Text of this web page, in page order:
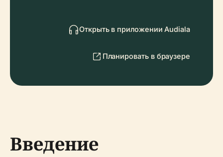
Открыть в приложении Audiala
Планировать в браузере
Введение